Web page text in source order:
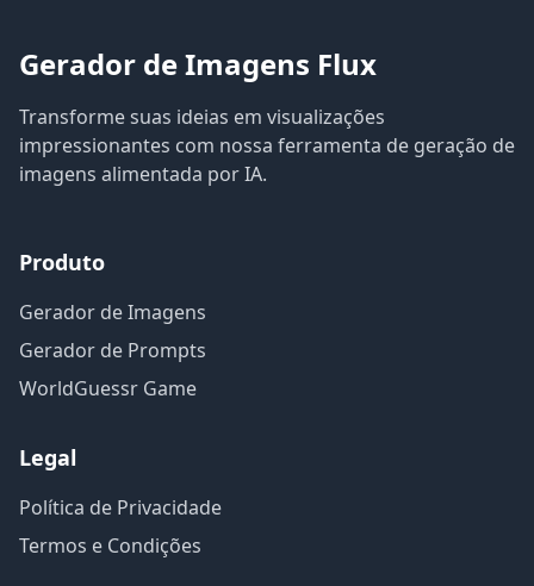
Gerador de Imagens Flux
Transforme suas ideias em visualizações
impressionantes com nossa ferramenta de geração de
imagens alimentada por IA.
Produto
Gerador de Imagens
Gerador de Prompts
WorldGuessr Game
Legal
Política de Privacidade
Termos e Condições